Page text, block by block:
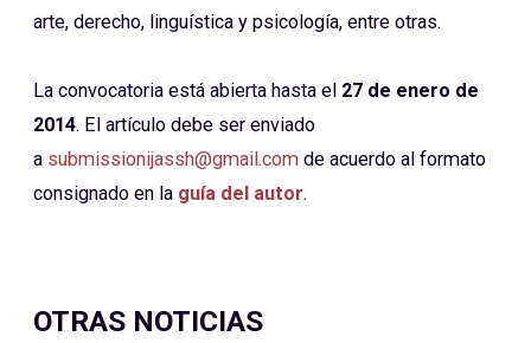
arte, derecho, linguística y psicología, entre otras.
La convocatoria está abierta hasta el 27 de enero de
2014. El artículo debe ser enviado
a submissionijassh@gmail.com de acuerdo al formato
consignado en la guía del autor.
OTRAS NOTICIAS